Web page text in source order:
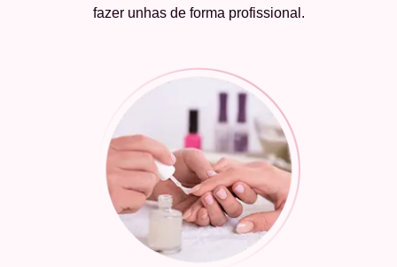
fazer unhas de forma profissional.